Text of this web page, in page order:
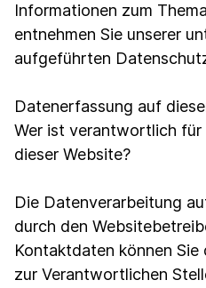
Informationen zum
entnehmen Sie unserer
aufgeführten
Datenerfassung auf
Wer ist verantwortlich
dieser Website?
Die Datenverarbeitung
durch den
Kontaktdaten können
zur Verantwortlichen